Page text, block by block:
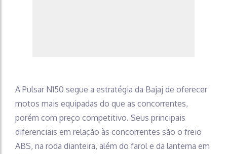
A Pulsar N150 segue a estratégia da Bajaj de oferecer
motos mais equipadas do que as concorrentes,
porém com preço competitivo. Seus principais
diferenciais em relação às concorrentes são o freio
ABS, na roda dianteira, além do farol e da lanterna em